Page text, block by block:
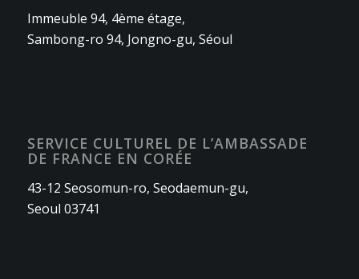
Immeuble 94, 4ème étage,
Sambong-ro 94, Jongno-gu, Séoul
SERVICE CULTUREL DE L’AMBASSADE
DE FRANCE EN CORÉE
43-12 Seosomun-ro, Seodaemun-gu,
Seoul 03741